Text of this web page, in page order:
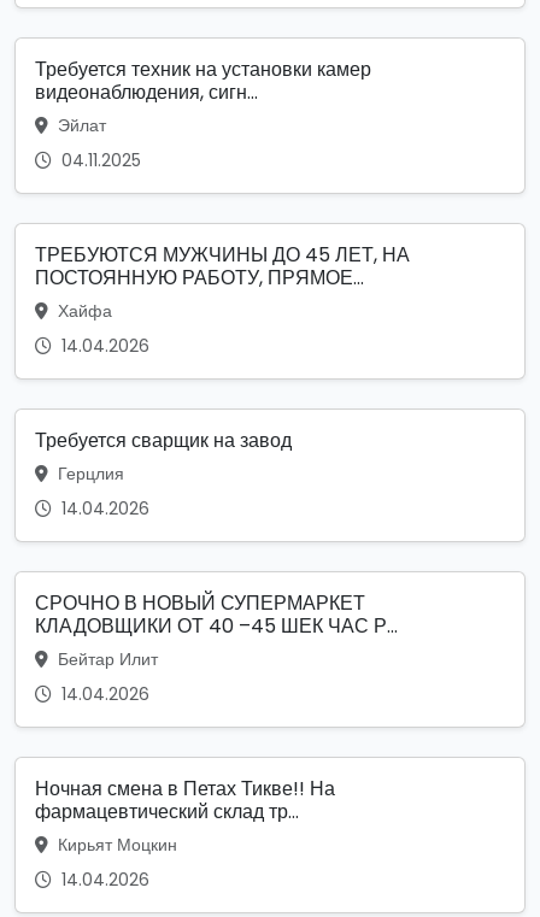
Требуется техник на установки камер
видеонаблюдения, сигн...
Эйлат
04.11.2025
ТРЕБУЮТСЯ МУЖЧИНЫ ДО 45 ЛЕТ, НА
ПОСТОЯННУЮ РАБОТУ, ПРЯМОЕ...
Хайфа
14.04.2026
Требуется сварщик на завод
Герцлия
14.04.2026
СРОЧНО В НОВЫЙ СУПЕРМАРКЕТ
КЛАДОВЩИКИ ОТ 40 –45 ШЕК ЧАС Р...
Бейтар Илит
14.04.2026
Ночная смена в Петах Тикве!! На
фармацевтический склад тр...
Кирьят Моцкин
14.04.2026